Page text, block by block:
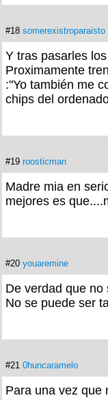
#18 somerexistroparaisto
Y tras pasarles
Proximamente
:"Yo también me
chips del
#19 roosticman
Madre mia en
mejores es
#20 youaremine
De verdad que no
No se puede ser
#21 0huncaramelo
Para una vez que